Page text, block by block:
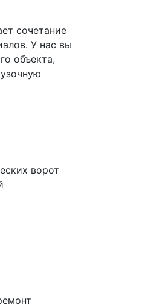
сочетание
У нас вы
объекта,
ворот